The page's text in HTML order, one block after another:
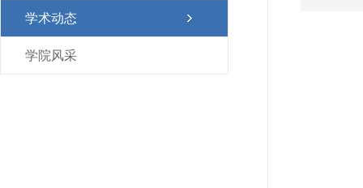
学术动态
学院风采